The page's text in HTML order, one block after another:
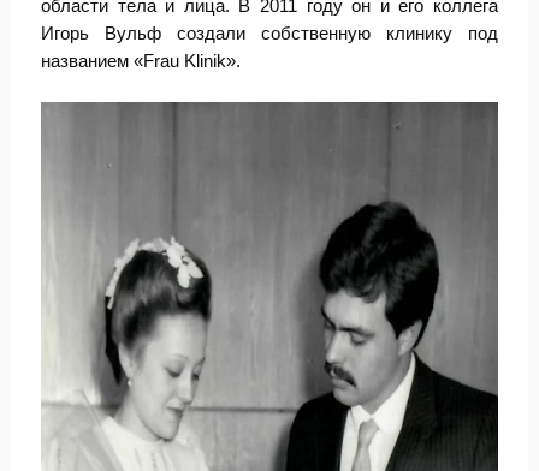
области тела и лица. В 2011 году он и его коллега
Игорь Вульф создали собственную клинику под
названием «Frau Klinik».